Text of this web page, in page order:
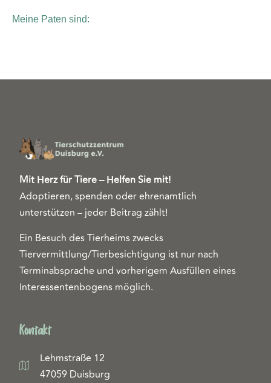
Meine Paten sind:
Mit Herz für Tiere – Helfen Sie mit!
Adoptieren, spenden oder ehrenamtlich
unterstützen – jeder Beitrag zählt!
Ein Besuch des Tierheims zwecks
Tiervermittlung/Tierbesichtigung ist nur nach
Terminabsprache und vorherigem Ausfüllen eines
Interessentenbogens möglich.
Kontakt
Lehmstraße 12
47059 Duisburg